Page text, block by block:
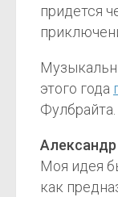
придется
этого года
Фулбрайта.
Александр
Моя идея
как